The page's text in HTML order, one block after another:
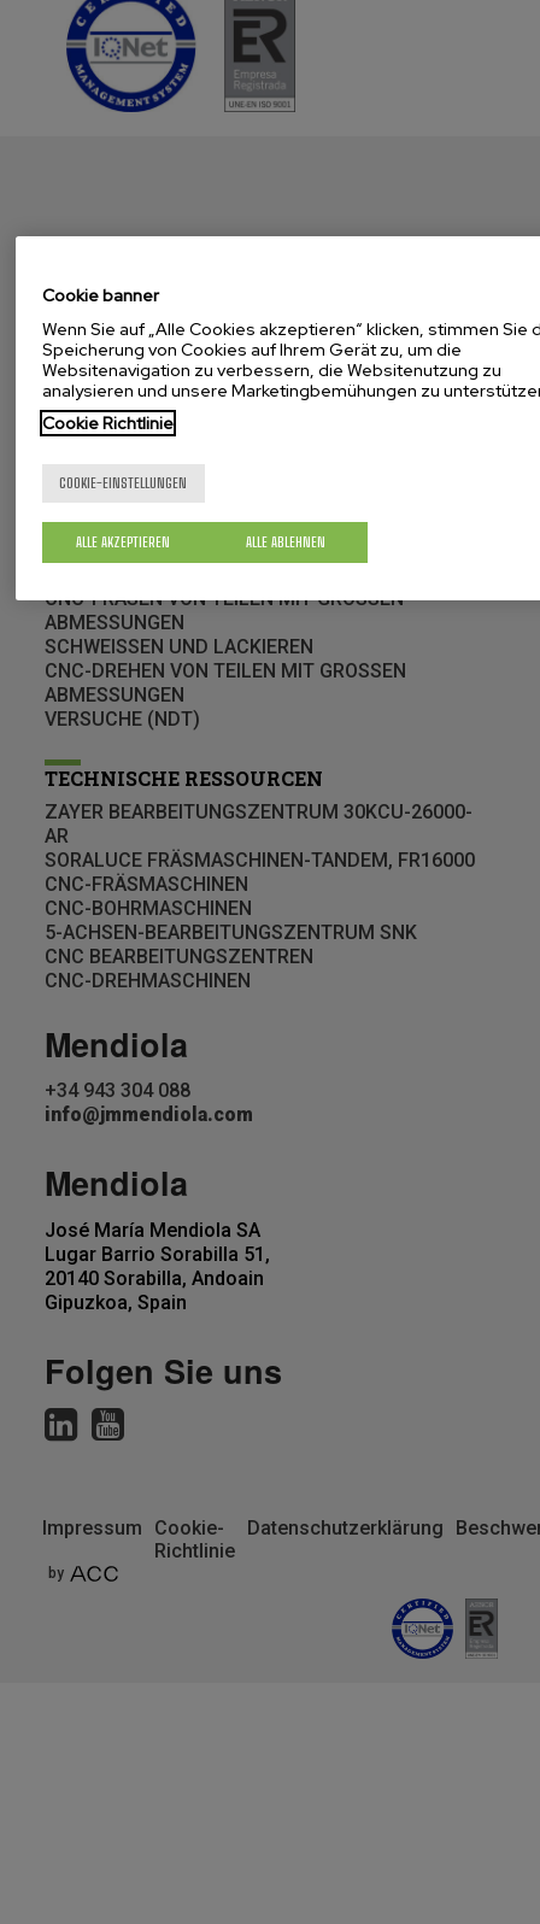
Präsentation
Qualität (Messtechnik, Zertifikate...)
Bei uns arbeiten
Aktuelles
Unsere Werkstücke weltweit
Corporate Video
BEARBEITUNGEN
INTEGRALE BEARBEITUNGSLÖSUNGEN
BEARBEITUNG GROSSER ABMESSUNGEN
CNC-FRÄSEN VON TEILEN MIT GROSSEN
ABMESSUNGEN
SCHWEISSEN UND LACKIEREN
CNC-DREHEN VON TEILEN MIT GROSSEN
ABMESSUNGEN
VERSUCHE (NDT)
TECHNISCHE RESSOURCEN
ZAYER BEARBEITUNGSZENTRUM 30KCU-26000-
AR
SORALUCE FRÄSMASCHINEN-TANDEM, FR16000
CNC-FRÄSMASCHINEN
CNC-BOHRMASCHINEN
5-ACHSEN-BEARBEITUNGSZENTRUM SNK
CNC BEARBEITUNGSZENTREN
CNC-DREHMASCHINEN
Mendiola
+34 943 304 088
info@jmmendiola.com
Mendiola
José María Mendiola SA
Lugar Barrio Sorabilla 51,
20140 Sorabilla, Andoain
Gipuzkoa, Spain
Folgen Sie uns
Pie
de
Impressum
Cookie-
Richtlinie
Datenschutzerklärung
by
Cookie banner
Wenn Sie auf „Alle Cookies akzeptieren“ klicken, stimmen Sie
Speicherung von Cookies auf Ihrem Gerät zu, um die
Websitenavigation zu verbessern, die Websitenutzung zu
analysieren und unsere Marketingbemühungen zu
Cookie Richtlinie
COOKIE-EINSTELLUNGEN
ALLE ABLEHNEN
ALLE AKZEPTIEREN